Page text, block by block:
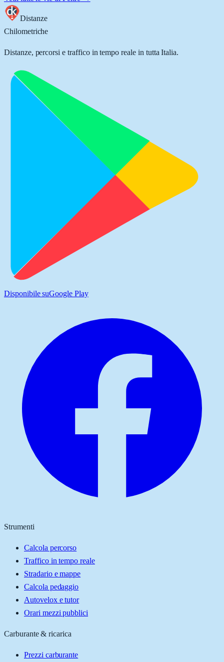
Distanze
Chilometriche
Distanze, percorsi e traffico in tempo reale in tutta Italia.
Disponibile suGoogle Play
Strumenti
Calcola percorso
Traffico in tempo reale
Stradario e mappe
Calcola pedaggio
Autovelox e tutor
Orari mezzi pubblici
Carburante & ricarica
Prezzi carburante